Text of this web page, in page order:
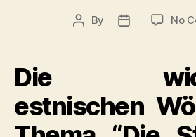
Post
By
Post
No
Die
estnischen